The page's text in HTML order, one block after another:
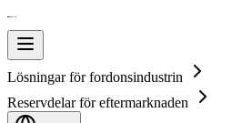
Lösningar för fordonsindustrin
Reservdelar för eftermarknaden